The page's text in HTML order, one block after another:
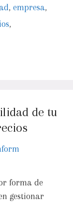
,empresa,
,
de tu
forma de
gestionar